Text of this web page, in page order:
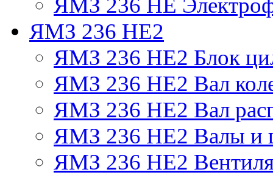
ЯМЗ 236 НЕ
ЯМЗ 236 НЕ2
ЯМЗ 236 НЕ2 Блок
ЯМЗ 236 НЕ2 Вал
ЯМЗ 236 НЕ2 Вал
ЯМЗ 236 НЕ2 Валы и
ЯМЗ 236 НЕ2